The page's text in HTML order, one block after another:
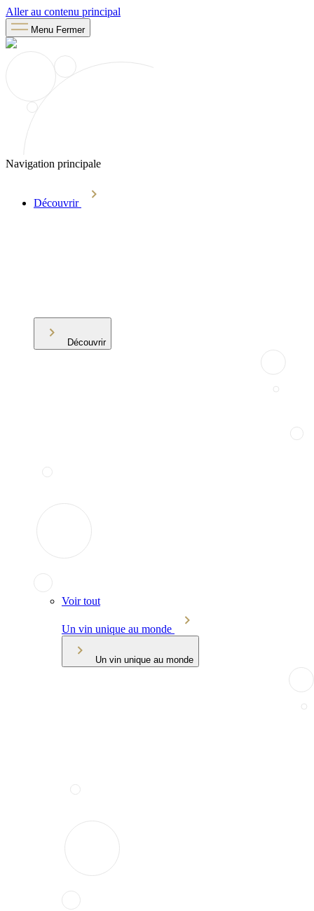
Aller au contenu principal
Menu Fermer
Navigation principale
Découvrir
Découvrir
Voir tout
Un vin unique au monde
Un vin unique au monde